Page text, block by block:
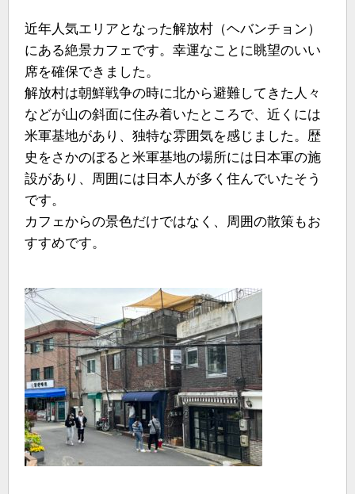
近年人気エリアとなった解放村（ヘバンチョン）
にある絶景カフェです。幸運なことに眺望のいい
席を確保できました。
解放村は朝鮮戦争の時に北から避難してきた人々
などが山の斜面に住み着いたところで、近くには
米軍基地があり、独特な雰囲気を感じました。歴
史をさかのぼると米軍基地の場所には日本軍の施
設があり、周囲には日本人が多く住んでいたそう
です。
カフェからの景色だけではなく、周囲の散策もお
すすめです。